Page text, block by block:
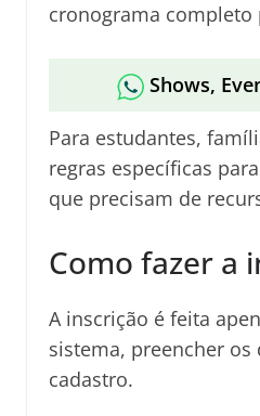
cronograma
Shows,
Para estudantes,
regras específicas
que precisam de
Como fazer a
A inscrição é feita
sistema, preencher
cadastro.